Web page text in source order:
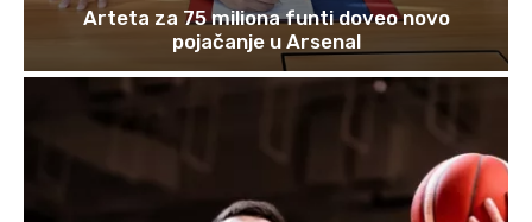
Arteta za 75 miliona funti doveo novo
pojačanje u Arsenal